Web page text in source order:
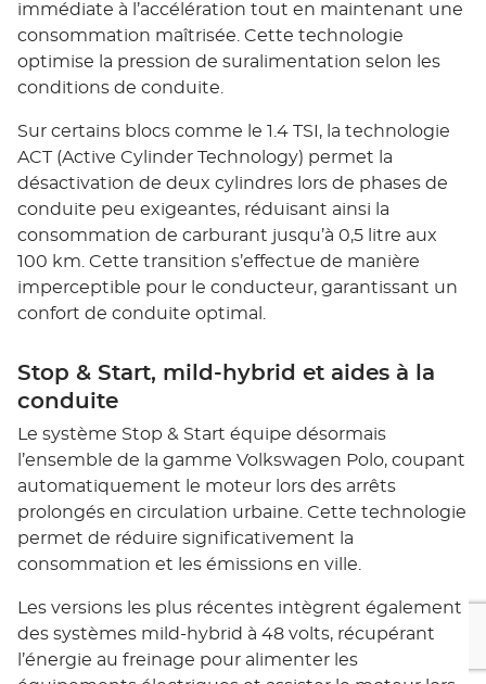
immédiate à l’accélération tout en maintenant une
consommation maîtrisée. Cette technologie
optimise la pression de suralimentation selon les
conditions de conduite.
Sur certains blocs comme le 1.4 TSI, la technologie
ACT (Active Cylinder Technology) permet la
désactivation de deux cylindres lors de phases de
conduite peu exigeantes, réduisant ainsi la
consommation de carburant jusqu’à 0,5 litre aux
100 km. Cette transition s’effectue de manière
imperceptible pour le conducteur, garantissant un
confort de conduite optimal.
Stop & Start, mild-hybrid et aides à la
conduite
Le système Stop & Start équipe désormais
l’ensemble de la gamme Volkswagen Polo, coupant
automatiquement le moteur lors des arrêts
prolongés en circulation urbaine. Cette technologie
permet de réduire significativement la
consommation et les émissions en ville.
Les versions les plus récentes intègrent également
des systèmes mild-hybrid à 48 volts, récupérant
l’énergie au freinage pour alimenter les